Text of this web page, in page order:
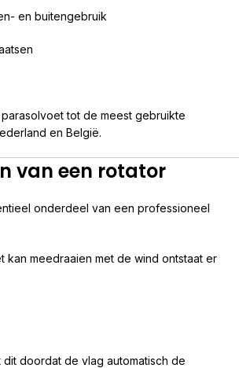
en buitengebruik
tot de meest gebruikte
en België.
van een rotator
onderdeel van een professioneel
kan meedraaien met de wind ontstaat er
dit doordat de vlag automatisch de